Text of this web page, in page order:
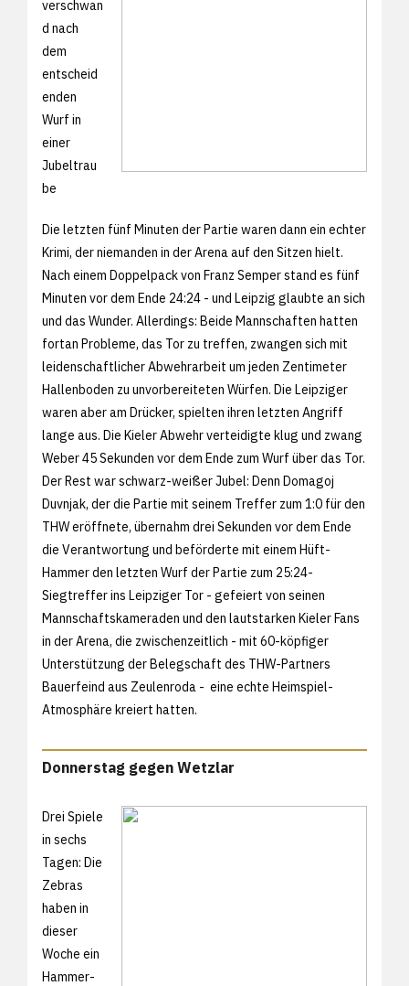
verschwan
d nach
dem
entscheid
enden
Wurf in
einer
Jubeltrau
be
Die letzten fünf Minuten der Partie waren dann ein echter
Krimi, der niemanden in der Arena auf den Sitzen hielt.
Nach einem Doppelpack von Franz Semper stand es fünf
Minuten vor dem Ende 24:24 - und Leipzig glaubte an sich
und das Wunder. Allerdings: Beide Mannschaften hatten
fortan Probleme, das Tor zu treffen, zwangen sich mit
leidenschaftlicher Abwehrarbeit um jeden Zentimeter
Hallenboden zu unvorbereiteten Würfen. Die Leipziger
waren aber am Drücker, spielten ihren letzten Angriff
lange aus. Die Kieler Abwehr verteidigte klug und zwang
Weber 45 Sekunden vor dem Ende zum Wurf über das Tor.
Der Rest war schwarz-weißer Jubel: Denn Domagoj
Duvnjak, der die Partie mit seinem Treffer zum 1:0 für den
THW eröffnete, übernahm drei Sekunden vor dem Ende
die Verantwortung und beförderte mit einem Hüft-
Hammer den letzten Wurf der Partie zum 25:24-
Siegtreffer ins Leipziger Tor - gefeiert von seinen
Mannschaftskameraden und den lautstarken Kieler Fans
in der Arena, die zwischenzeitlich - mit 60-köpfiger
Unterstützung der Belegschaft des THW-Partners
Bauerfeind aus Zeulenroda - eine echte Heimspiel-
Atmosphäre kreiert hatten.
Donnerstag gegen Wetzlar
Drei Spiele
in sechs
Tagen: Die
Zebras
haben in
dieser
Woche ein
Hammer-